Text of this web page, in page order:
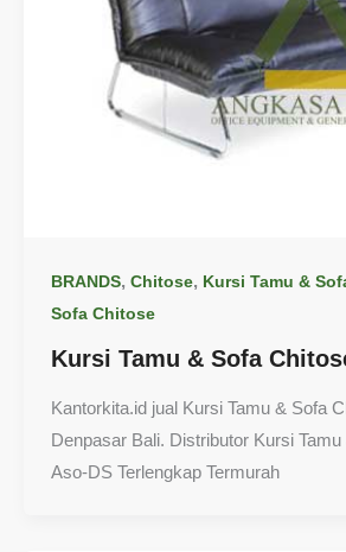
BRANDS, Chitose, Kursi Tamu &
Sofa Chitose
Kursi Tamu & Sofa
Kantorkita.id jual Kursi Tamu & Sofa
Denpasar Bali. Distributor Kursi
Aso-DS Terlengkap Termurah